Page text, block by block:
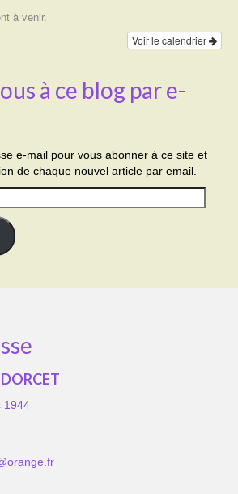
à venir.
Voir le calendrier
à ce blog par e-
e-mail pour vous abonner à ce site et
de chaque nouvel article par email.
1944